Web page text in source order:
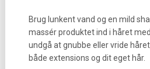
Brug lunkent vand og en mild
massér produktet ind i håret
undgå at gnubbe eller vride
både extensions og dit eget hår.